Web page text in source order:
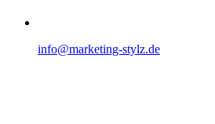
info@marketing-stylz.de